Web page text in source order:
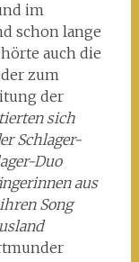
im
schon lange
auch die
zum
der
sich
Schlager-
Duo
aus
Song